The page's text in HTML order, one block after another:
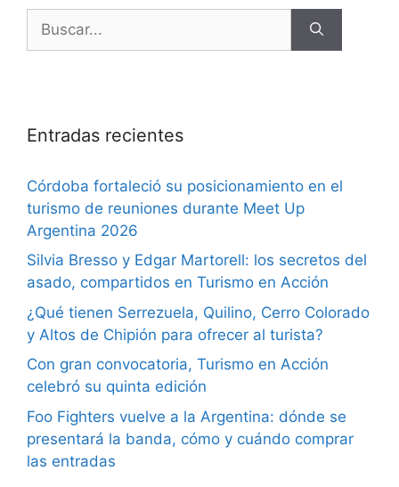
Entradas recientes
Córdoba fortaleció su posicionamiento en el
turismo de reuniones durante Meet Up
Argentina 2026
Silvia Bresso y Edgar Martorell: los secretos del
asado, compartidos en Turismo en Acción
¿Qué tienen Serrezuela, Quilino, Cerro Colorado
y Altos de Chipión para ofrecer al turista?
Con gran convocatoria, Turismo en Acción
celebró su quinta edición
Foo Fighters vuelve a la Argentina: dónde se
presentará la banda, cómo y cuándo comprar
las entradas